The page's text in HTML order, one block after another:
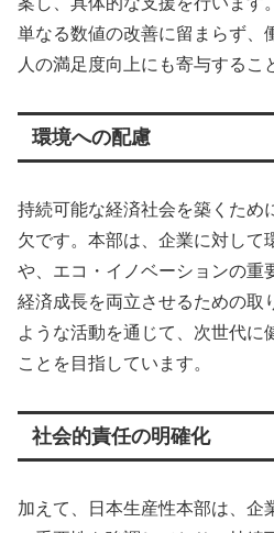
単なる数値の改善に留まらず、
人の満足度向上にも寄与するこ
環境への配慮
持続可能な経済社会を築くため
欠です。本部は、企業に対して
や、エコ・イノベーションの重
経済成長を両立させるための取
ような活動を通じて、次世代に
ことを目指しています。
社会的責任の明確化
加えて、日本生産性本部は、企